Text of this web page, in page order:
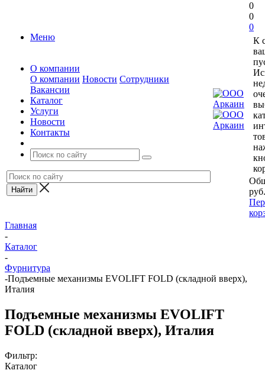
Меню
О компании
О компании Новости Сотрудники
Вакансии
Каталог
Услуги
Новости
Контакты
0
0
0
К
руб.
Главная
-
Каталог
-
Фурнитура
-Подъемные механизмы EVOLIFT FOLD (складной вверх),
Италия
Подъемные механизмы EVOLIFT
FOLD (складной вверх), Италия
Фильтр:
Каталог